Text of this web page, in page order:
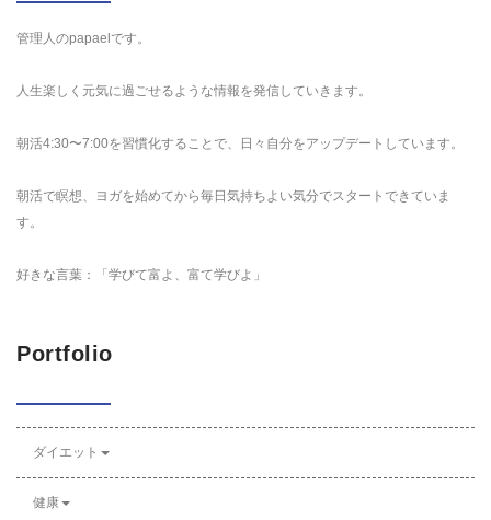
管理人のpapaelです。
人生楽しく元気に過ごせるような情報を発信していきます。
朝活4:30〜7:00を習慣化することで、日々自分をアップデートしています。
朝活で瞑想、ヨガを始めてから毎日気持ちよい気分でスタートできていま
す。
好きな言葉：「学びて富よ、富て学びよ」
Portfolio
ダイエット
健康